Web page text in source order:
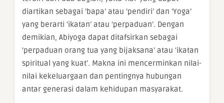
diartikan sebagai ‘bapa’ atau ‘pendiri’ dan ‘Yoga’
yang berarti ‘ikatan’ atau ‘perpaduan’. Dengan
demikian, Abiyoga dapat ditafsirkan sebagai
‘perpaduan orang tua yang bijaksana’ atau ‘ikatan
spiritual yang kuat’. Makna ini mencerminkan nilai-
nilai kekeluargaan dan pentingnya hubungan
antar generasi dalam kehidupan masyarakat.